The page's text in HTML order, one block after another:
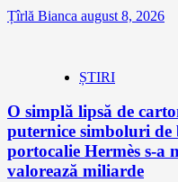
Țîrlă Bianca august 8, 2026
ȘTIRI
O simplă lipsă de
puternice simboluri
portocalie Hermès s-a
valorează miliarde